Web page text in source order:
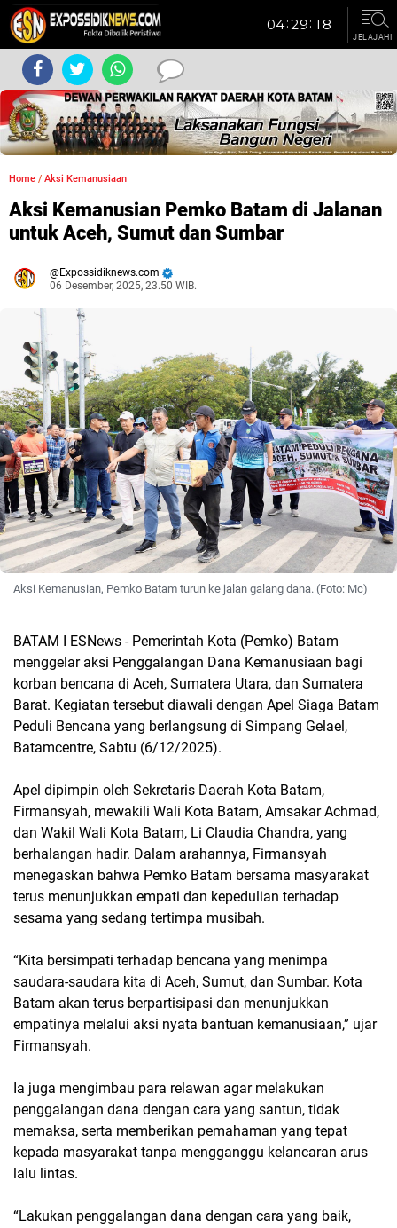
JELAJAHI
Home / Aksi Kemanusiaan
Aksi Kemanusian Pemko Batam di Jalanan
untuk Aceh, Sumut dan Sumbar
Expossidiknews.com
06 Desember, 2025, 23.50 WIB.
Aksi Kemanusian, Pemko Batam turun ke jalan galang dana. (Foto: Mc)
BATAM I ESNews - Pemerintah Kota (Pemko) Batam
menggelar aksi Penggalangan Dana Kemanusiaan bagi
korban bencana di Aceh, Sumatera Utara, dan Sumatera
Barat. Kegiatan tersebut diawali dengan Apel Siaga Batam
Peduli Bencana yang berlangsung di Simpang Gelael,
Batamcentre, Sabtu (6/12/2025).
Apel dipimpin oleh Sekretaris Daerah Kota Batam,
Firmansyah, mewakili Wali Kota Batam, Amsakar Achmad,
dan Wakil Wali Kota Batam, Li Claudia Chandra, yang
berhalangan hadir. Dalam arahannya, Firmansyah
menegaskan bahwa Pemko Batam bersama masyarakat
terus menunjukkan empati dan kepedulian terhadap
sesama yang sedang tertimpa musibah.
“Kita bersimpati terhadap bencana yang menimpa
saudara-saudara kita di Aceh, Sumut, dan Sumbar. Kota
Batam akan terus berpartisipasi dan menunjukkan
empatinya melalui aksi nyata bantuan kemanusiaan,” ujar
Firmansyah.
Ia juga mengimbau para relawan agar melakukan
penggalangan dana dengan cara yang santun, tidak
memaksa, serta memberikan pemahaman yang tepat
kepada masyarakat tanpa mengganggu kelancaran arus
lalu lintas.
“Lakukan penggalangan dana dengan cara yang baik,